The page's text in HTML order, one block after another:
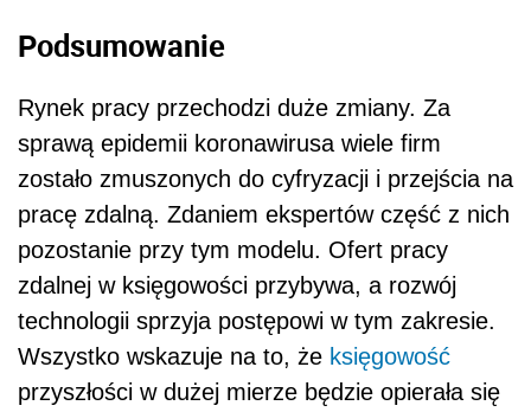
Podsumowanie
Rynek pracy przechodzi duże zmiany. Za
sprawą epidemii koronawirusa wiele firm
zostało zmuszonych do cyfryzacji i przejścia na
pracę zdalną. Zdaniem ekspertów część z nich
pozostanie przy tym modelu. Ofert pracy
zdalnej w księgowości przybywa, a rozwój
technologii sprzyja postępowi w tym zakresie.
Wszystko wskazuje na to, że księgowość
przyszłości w dużej mierze będzie opierała się